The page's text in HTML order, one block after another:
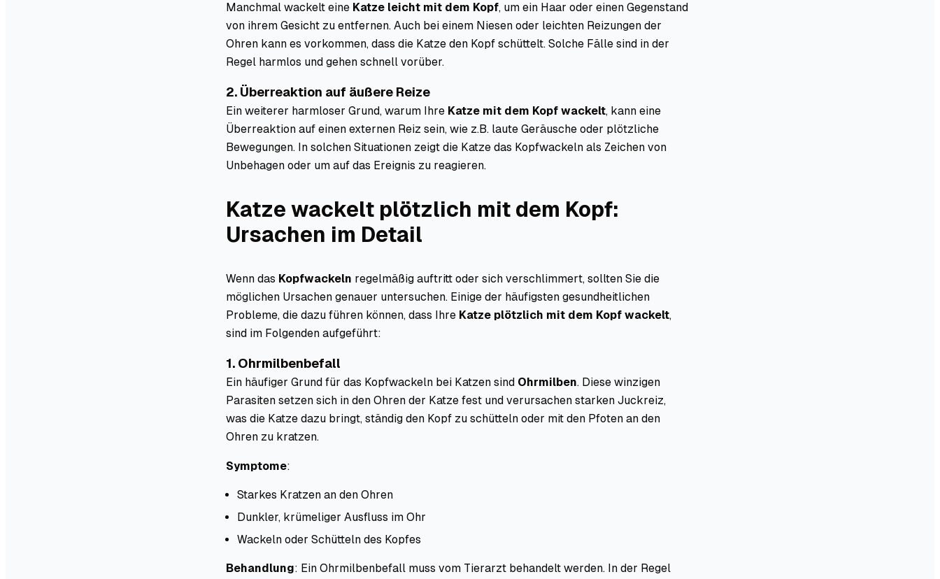
Manchmal wackelt eine Katze leicht mit dem Kopf, um ein Haar oder einen Gegenstand
von ihrem Gesicht zu entfernen. Auch bei einem Niesen oder leichten Reizungen der
Ohren kann es vorkommen, dass die Katze den Kopf schüttelt. Solche Fälle sind in der
Regel harmlos und gehen schnell vorüber.
2. Überreaktion auf äußere Reize
Ein weiterer harmloser Grund, warum Ihre Katze mit dem Kopf wackelt, kann eine
Überreaktion auf einen externen Reiz sein, wie z.B. laute Geräusche oder plötzliche
Bewegungen. In solchen Situationen zeigt die Katze das Kopfwackeln als Zeichen von
Unbehagen oder um auf das Ereignis zu reagieren.
Katze wackelt plötzlich mit dem Kopf:
Ursachen im Detail
Wenn das Kopfwackeln regelmäßig auftritt oder sich verschlimmert, sollten Sie die
möglichen Ursachen genauer untersuchen. Einige der häufigsten gesundheitlichen
Probleme, die dazu führen können, dass Ihre Katze plötzlich mit dem Kopf wackelt,
sind im Folgenden aufgeführt:
1. Ohrmilbenbefall
Ein häufiger Grund für das Kopfwackeln bei Katzen sind Ohrmilben. Diese winzigen
Parasiten setzen sich in den Ohren der Katze fest und verursachen starken Juckreiz,
was die Katze dazu bringt, ständig den Kopf zu schütteln oder mit den Pfoten an den
Ohren zu kratzen.
Symptome:
Starkes Kratzen an den Ohren
Dunkler, krümeliger Ausfluss im Ohr
Wackeln oder Schütteln des Kopfes
Behandlung: Ein Ohrmilbenbefall muss vom Tierarzt behandelt werden. In der Regel